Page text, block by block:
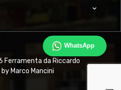
WhatsApp

da Riccardo
Marco Mancini